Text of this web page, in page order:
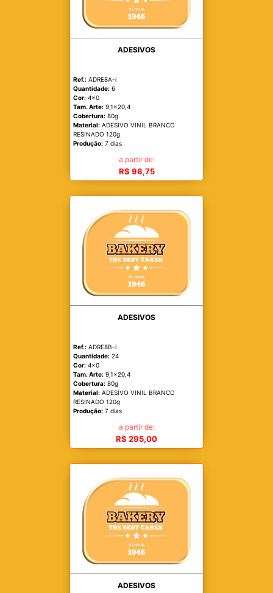
ADESIVOS
Ref.: ADRE8A-i
Quantidade: 6
Cor: 4x0
Tam. Arte: 9,1x20,4
Cobertura: 80g
Material: ADESIVO VINIL BRANCO
RESINADO 120g
Produção: 7 dias
a partir de:
R$ 98,75
ADESIVOS
Ref.: ADRE8B-i
Quantidade: 24
Cor: 4x0
Tam. Arte: 9,1x20,4
Cobertura: 80g
Material: ADESIVO VINIL BRANCO
RESINADO 120g
Produção: 7 dias
a partir de:
R$ 295,00
ADESIVOS